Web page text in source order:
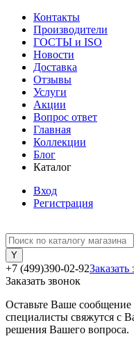
Контакты
Производители
ГОСТЫ и ISO
Новости
Доставка
Отзывы
Услуги
Акции
Вопрос ответ
Главная
Коллекции
Блог
Каталог
Вход
Регистрация
+7 (499)390-02-92Заказать
Заказать звонок
Оставьте Ваше
специалисты свяжутся с
решения Вашего вопроса.